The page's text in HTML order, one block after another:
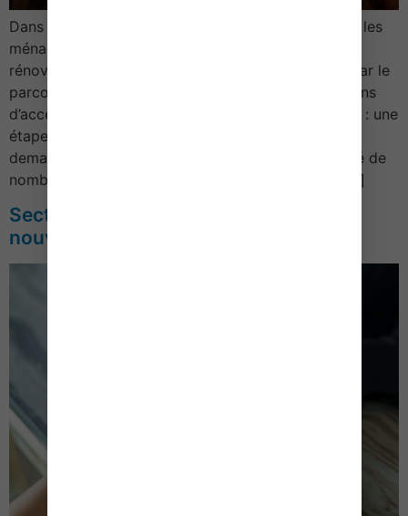
Dans le cadre du dispositif d’aides MaPrimeRénov’, les
ménages souhaitant entreprendre des travaux de
rénovation d’ampleur de leur bien doivent passer par le
parcours MonAccompagnateurRénov’. Les conditions
d’accès se durcissent légèrement… MaPrimeRénov’ : une
étape supplémentaire pour garantir le sérieux des
demandes Le dispositif MaPrimeRénov’ a rencontré de
nombreuses difficultés depuis l’été 2025 du fait […]
Secteur du tourisme : quelques
nouveautés à connaître